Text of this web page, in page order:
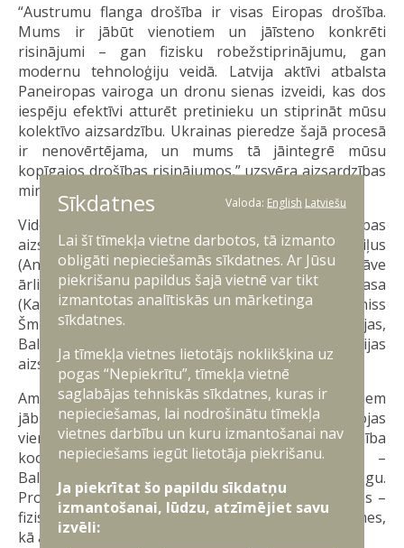
“Austrumu flanga drošība ir visas Eiropas drošība.
Mums ir jābūt vienotiem un jāīsteno konkrēti
risinājumi – gan fizisku robežstiprinājumu, gan
modernu tehnoloģiju veidā. Latvija aktīvi atbalsta
Paneiropas vairoga un dronu sienas izveidi, kas dos
iespēju efektīvi atturēt pretinieku un stiprināt mūsu
kolektīvo aizsardzību. Ukrainas pieredze šajā procesā
ir nenovērtējama, un mums tā jāintegrē mūsu
kopīgajos drošības risinājumos,” uzsvēra aizsardzības
ministrs A. Sprūds.
Videokonferencē piedalījās Eiropas Savienības
aizsardzības un kosmosa komisārs Andrjus Kubiļus
(Andrius Kubilius), Eiropas Savienības augstā pārstāve
ārlietās un drošības politikas jautājumos Kaja Kallasa
(Kaja Kallas), Ukrainas aizsardzības ministrs Deniss
Šmihaļs (Denys Shmyhal), kā arī Somijas, Dānijas,
Baltijas valstu, Polijas, Bulgārijas un Rumānijas
aizsardzības ministri.
Amatpersonas vienojās, ka aizsardzības pasākumiem
jābūt tūlītējiem un sabiedrotajām valstīm jādarbojas
vienoti. Diskusiju gaitā tika apspriesta nepieciešamība
koordinēt nacionālās un reģionālās iniciatīvas –
Baltijas aizsardzības līniju un Austrumu vairogu.
Projekts ietvertu savstarpēji saistītas komponentes –
fiziskās robežas stiprināšanu gaisā un uz sauszemes,
kā arī tehnoloģisku aizsardzības sistēmu.
Sīkdatnes Valoda: English Latviešu
Lai šī tīmekļa vietne darbotos, tā izmanto
obligāti nepieciešamās sīkdatnes. Ar Jūsu
piekrišanu papildus šajā vietnē var tikt
izmantotas analītiskās un mārketinga
sīkdatnes.
Ja tīmekļa vietnes lietotājs noklikšķina uz
pogas “Nepiekrītu”, tīmekļa vietnē
saglabājas tehniskās sīkdatnes, kuras ir
nepieciešamas, lai nodrošinātu tīmekļa
vietnes darbību un kuru izmantošanai nav
nepieciešams iegūt lietotāja piekrišanu.
Ja piekrītat šo papildu sīkdatņu
izmantošanai, lūdzu, atzīmējiet savu
izvēli: